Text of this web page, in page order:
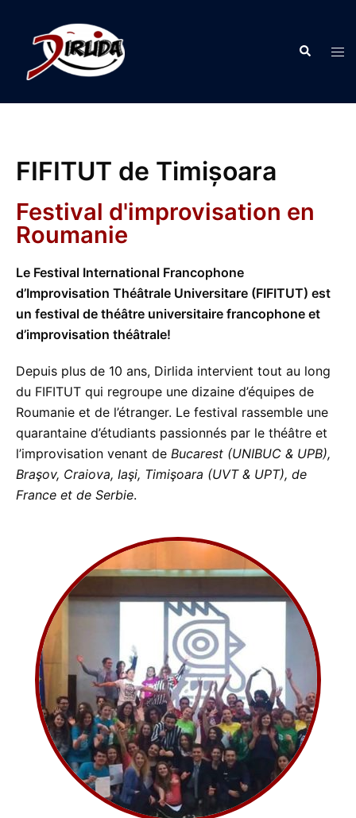
FIFITUT de Timișoara
Festival d'improvisation en
Roumanie
Le Festival International Francophone
d’Improvisation Théâtrale Universitare (FIFITUT) est
un festival de théâtre universitaire francophone et
d’improvisation théâtrale!
Depuis plus de 10 ans, Dirlida intervient tout au long
du FIFITUT qui regroupe une dizaine d’équipes de
Roumanie et de l’étranger. Le festival rassemble une
quarantaine d’étudiants passionnés par le théâtre et
l’improvisation venant de Bucarest (UNIBUC & UPB),
Braşov, Craiova, Iaşi, Timişoara (UVT & UPT), de
France et de Serbie.